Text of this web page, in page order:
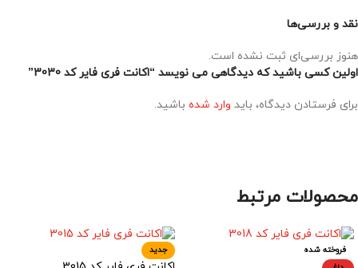
نقد و بررسی‌ها
هنوز بررسی‌ای ثبت نشده است.
اولین کسی باشید که دیدگاهی می نویسد “اکانت فری فایر کد 3030”
برای فرستادن دیدگاه، باید وارد شده باشید.
محصولات مرتبط
فروخته شده
جدید